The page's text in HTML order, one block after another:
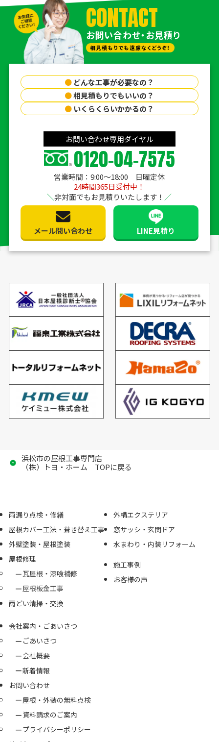
CONTACT
お問い合わせ・お見積り
相見積もりでも遠慮なくどうぞ！
● どんな工事が必要なの？
●相見積もりでもいいの？
● いくらくらいかかるの？
お問い合わせ専用ダイヤル
0120-04-7575
営業時間：9:00〜18:00 日曜定休
24時間365日受付中！
非対面でもお見積りいたします！
メール問い合わせ LINE見積り
浜松市の屋根工事専門店
（株）トヨ・ホーム TOPに戻る
雨漏り点検・修繕
屋根カバー工法・葺き替え工事
外壁塗装・屋根塗装
屋根修理
瓦屋根・漆喰補修
屋根板金工事
雨どい清掃・交換
外構エクステリア
窓サッシ・玄関ドア
水まわり・内装リフォーム
施工事例
お客様の声
会社案内・ごあいさつ
ごあいさつ
会社概要
新着情報
お問い合わせ
屋根・外装の無料点検
資料請求のご案内
プライバシーポリシー